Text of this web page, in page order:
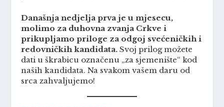
Današnja nedjelja prva je u mjesecu,
molimo za duhovna zvanja Crkve i
prikupljamo priloge za odgoj svećeničkih i
redovničkih kandidata.Svoj prilog možete
dati u škrabicu označenu „za sjemenište“ kod
naših kandidata. Na svakom vašem daru od
srca zahvaljujemo!